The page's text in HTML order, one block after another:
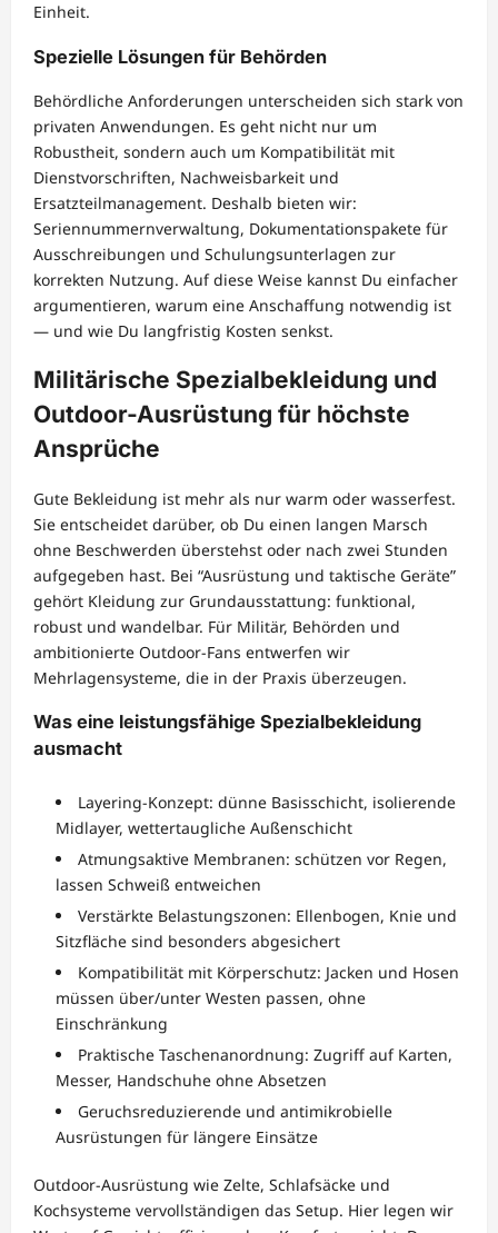
Einheit.
Spezielle Lösungen für Behörden
Behördliche Anforderungen unterscheiden sich stark von
privaten Anwendungen. Es geht nicht nur um
Robustheit, sondern auch um Kompatibilität mit
Dienstvorschriften, Nachweisbarkeit und
Ersatzteilmanagement. Deshalb bieten wir:
Seriennummernverwaltung, Dokumentationspakete für
Ausschreibungen und Schulungsunterlagen zur
korrekten Nutzung. Auf diese Weise kannst Du einfacher
argumentieren, warum eine Anschaffung notwendig ist
— und wie Du langfristig Kosten senkst.
Militärische Spezialbekleidung und
Outdoor-Ausrüstung für höchste
Ansprüche
Gute Bekleidung ist mehr als nur warm oder wasserfest.
Sie entscheidet darüber, ob Du einen langen Marsch
ohne Beschwerden überstehst oder nach zwei Stunden
aufgegeben hast. Bei “Ausrüstung und taktische Geräte”
gehört Kleidung zur Grundausstattung: funktional,
robust und wandelbar. Für Militär, Behörden und
ambitionierte Outdoor-Fans entwerfen wir
Mehrlagensysteme, die in der Praxis überzeugen.
Was eine leistungsfähige Spezialbekleidung
ausmacht
Layering-Konzept: dünne Basisschicht, isolierende
Midlayer, wettertaugliche Außenschicht
Atmungsaktive Membranen: schützen vor Regen,
lassen Schweiß entweichen
Verstärkte Belastungszonen: Ellenbogen, Knie und
Sitzfläche sind besonders abgesichert
Kompatibilität mit Körperschutz: Jacken und Hosen
müssen über/unter Westen passen, ohne
Einschränkung
Praktische Taschenanordnung: Zugriff auf Karten,
Messer, Handschuhe ohne Absetzen
Geruchsreduzierende und antimikrobielle
Ausrüstungen für längere Einsätze
Outdoor-Ausrüstung wie Zelte, Schlafsäcke und
Kochsysteme vervollständigen das Setup. Hier legen wir